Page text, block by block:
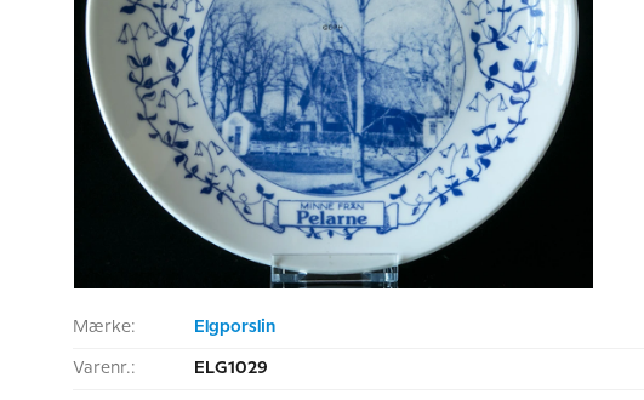
Mærke: Elgporslin
Varenr.: ELG1029